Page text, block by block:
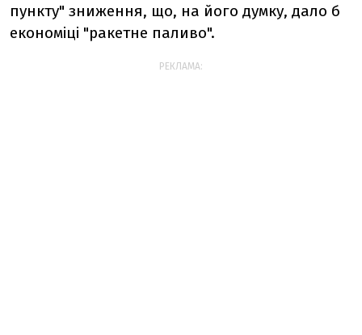
пункту" зниження, що, на його думку, дало б
економіці "ракетне паливо".
РЕКЛАМА: